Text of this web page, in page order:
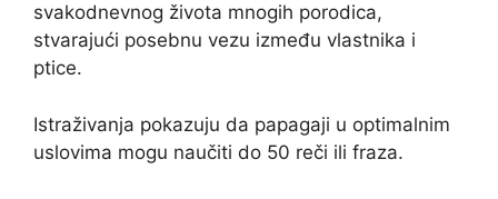
svakodnevnog života mnogih porodica,
stvarajući posebnu vezu između vlastnika i
ptice.
Istraživanja pokazuju da papagaji u optimalnim
uslovima mogu naučiti do 50 reči ili fraza.